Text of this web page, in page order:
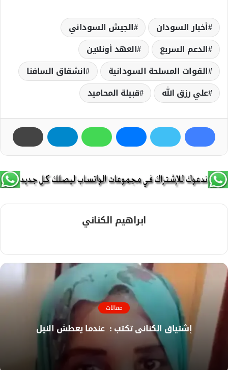
أخبار السودان
الجيش السوداني
الدعم السريع
العهد أونلاين
القوات المسلحة السودانية
انشقاق السافنا
علي رزق الله
قبيلة المحاميد
ابراهيم الكناني
ق
ع
ا
ل
و
ي
ب
مقالات
إشتياق الكناني تكتب : عندما يعطش النيل